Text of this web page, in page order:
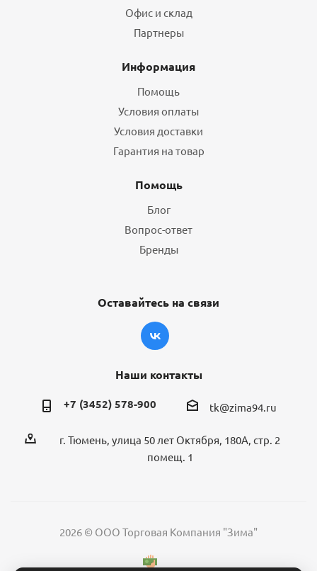
Офис и склад
Партнеры
Информация
Помощь
Условия оплаты
Условия доставки
Гарантия на товар
Помощь
Блог
Вопрос-ответ
Бренды
Оставайтесь на связи
Наши контакты
+7 (3452) 578-900 tk@zima94.ru
г. Тюмень, улица 50 лет Октября, 180А, стр. 2
помещ. 1
2026 © ООО Торговая Компания "Зима"